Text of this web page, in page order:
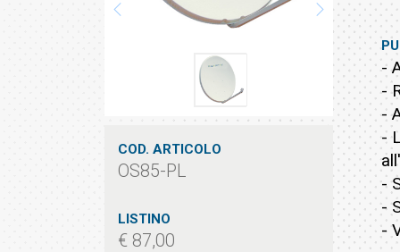
COD. ARTICOLO
OS85-PL
LISTINO
€ 87,00
-
-
-
-
-
-
-